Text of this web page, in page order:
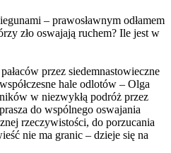
– prawosławnym odłamem
zło oswajają ruchem? Ile jest w
przez siedemnastowieczne
hale odlotów – Olga
w niezwykłą podróż przez
do wspólnego oswajania
rzeczywistości, do porzucania
nie ma granic – dzieje się na